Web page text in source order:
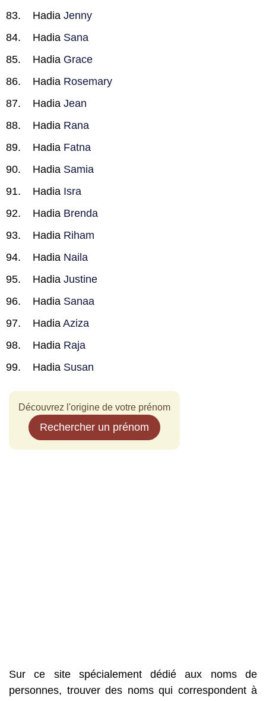
Hadia Jenny
Hadia Sana
Hadia Grace
Hadia Rosemary
Hadia Jean
Hadia Rana
Hadia Fatna
Hadia Samia
Hadia Isra
Hadia Brenda
Hadia Riham
Hadia Naila
Hadia Justine
Hadia Sanaa
Hadia Aziza
Hadia Raja
Hadia Susan
Découvrez l'origine de votre prénom
Rechercher un prénom
Sur ce site spécialement dédié aux noms de
personnes, trouver des noms qui correspondent à